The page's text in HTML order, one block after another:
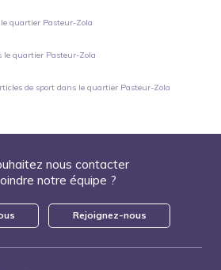
quartier Pasteur-Zola
le quartier Pasteur-Zola
de sport dans le quartier Pasteur-Zola
nous contacter
notre équipe ?
Rejoignez-nous